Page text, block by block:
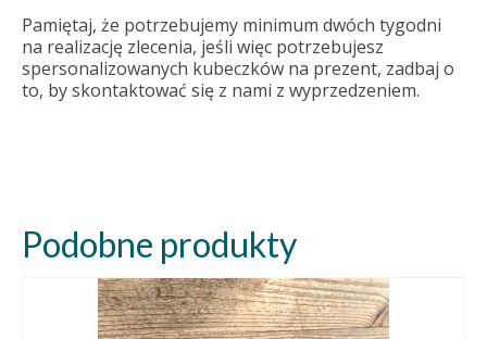
Pamiętaj, że potrzebujemy minimum dwóch tygodni
na realizację zlecenia, jeśli więc potrzebujesz
spersonalizowanych kubeczków na prezent, zadbaj o
to, by skontaktować się z nami z wyprzedzeniem.
Podobne produkty